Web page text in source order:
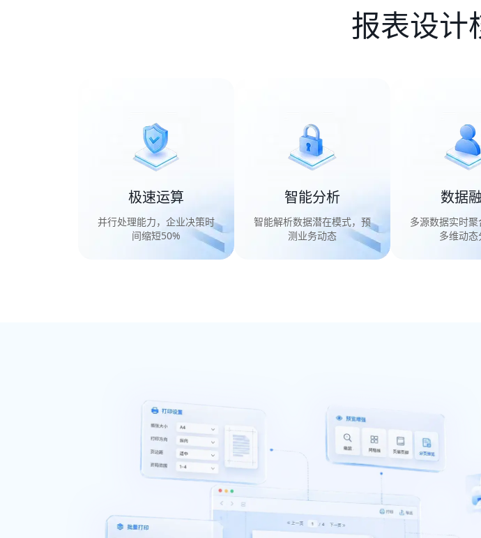
报表设计
极速运算
并行处理能力，企业决策时
间缩短50%
智能分析
智能解析数据潜在模式，预
测业务动态
数据
多源数据实时
多维动态